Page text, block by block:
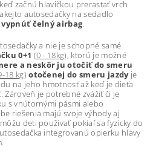
začnú hlavičkou prerastať vrch
autosedačky na sedadlo
vypnúť čelný airbag.
a nie je schopné samé
0+1 (0 - 18kg), ktorú je možné
a neskôr ju otočiť do smeru
18 kg)otočenej do smeru jazdyje
na jeho hmotnosť až keď je dieťa
Zároveň je potrebné zvážiť či je
s vnútornými pásmi alebo
riešenia majú svoje výhody aj
deti používať pokiaľ sa fyzicky do
integrovanú opierku hlavy